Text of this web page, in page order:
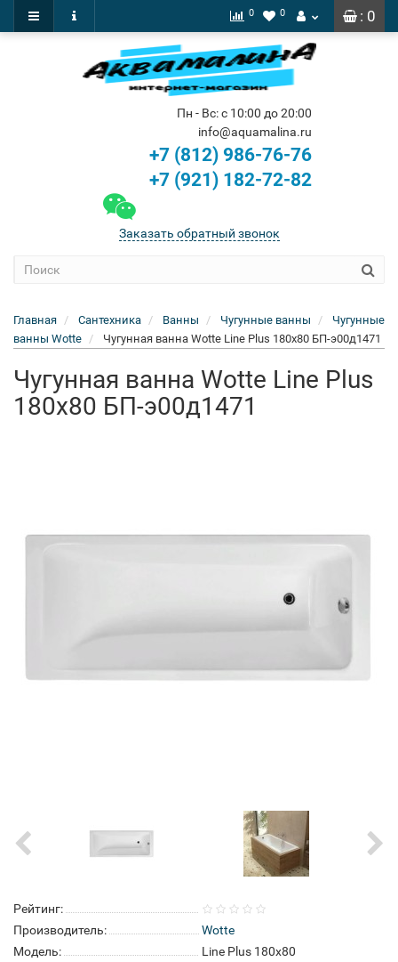
: 0
0 0
Пн - Вс: с 10:00 до 20:00
info@aquamalina.ru
+7 (812) 986-76-76
+7 (921) 182-72-82
Заказать обратный звонок
Главная Сантехника Ванны Чугунные ванны
Чугунные
ванны Wotte
Чугунная ванна Wotte Line Plus 180x80 БП-э00д1471
Чугунная ванна Wotte Line Plus
180x80 БП-э00д1471
Рейтинг:
Производитель:
Wotte
Модель:
Line Plus 180x80